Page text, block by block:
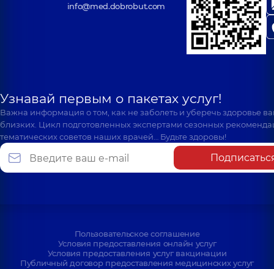
info@med.dobrobut.com
Узнавай первым о пакетах услуг!
Важна информация о том, как не заболеть и уберечь здоровье
близких. Цикл подготовленных экспертами сезонных
тематических советов наших врачей… Будьте здоровы!
Пользовательское соглашение
Условия предоставления онлайн услуг
Условия предоставления услуг вакцинации
Публичный договор предоставления медицинских услуг